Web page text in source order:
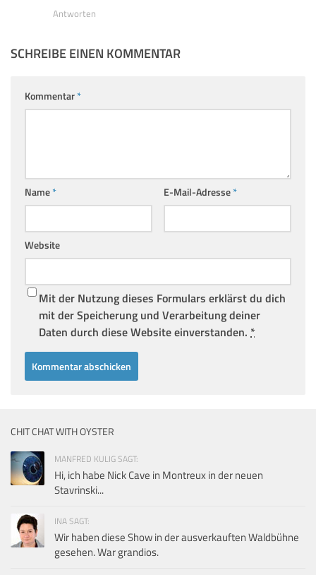
Antworten
SCHREIBE EINEN KOMMENTAR
Kommentar*
Name* E-Mail-Adresse*
Website
Mit der Nutzung dieses Formulars erklärst du dich
mit der Speicherung und Verarbeitung deiner
Daten durch diese Website einverstanden. *
CHIT CHAT WITH OYSTER
MANFRED KULIG SAGT:
Hi, ich habe Nick Cave in Montreux in der neuen
Stavrinski...
INA SAGT:
Wir haben diese Show in der ausverkauften Waldbühne
gesehen. War grandios.